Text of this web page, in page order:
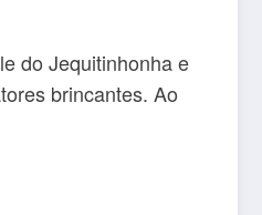
do Jequitinhonha e
brincantes. Ao